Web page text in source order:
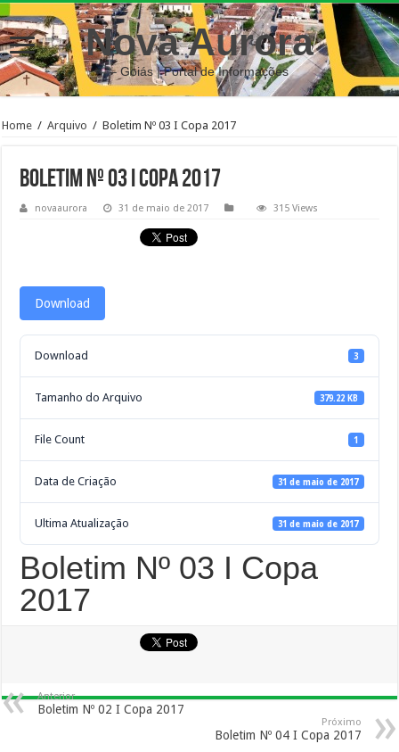
Nova Aurora
– Goiás | Portal de Informações
Home / Arquivo / Boletim Nº 03 I Copa 2017
Boletim Nº 03 I Copa 2017
novaaurora 31 de maio de 2017 315 Views
Download
Download 3
Tamanho do Arquivo 379.22 KB
File Count 1
Data de Criação 31 de maio de 2017
Ultima Atualização 31 de maio de 2017
Boletim Nº 03 I Copa
2017
Anterior
Boletim Nº 02 I Copa 2017
Próximo
Boletim Nº 04 I Copa 2017